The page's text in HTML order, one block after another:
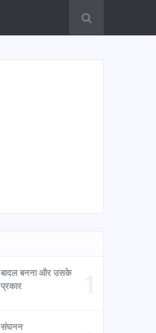
बादल बनना और उसके
प्रकार
संघनन